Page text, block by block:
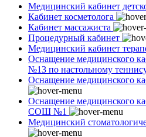
Медицинский кабинет
Кабинет косметолога
Кабинет массажиста
Процедурный кабинет
Медицинский кабинет
Оснащение медицинского
№13 по настольному
Оснащение медицинского
Оснащение медицинского
СОШ №1
Медицинский